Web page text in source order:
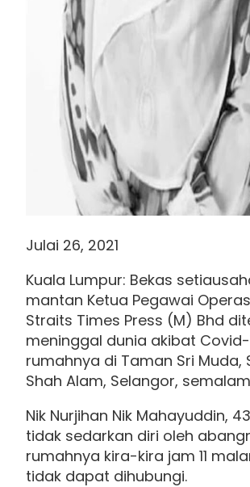
Julai 26, 2021
Kuala Lumpur: Bekas
mantan Ketua Pegawai
Straits Times Press (M) Bhd
meninggal dunia akibat Covid-
rumahnya di Taman Sri Muda,
Shah Alam, Selangor,
Nik Nurjihan Nik Mahayuddin,
tidak sedarkan diri oleh
rumahnya kira-kira jam 11
tidak dapat dihubungi.